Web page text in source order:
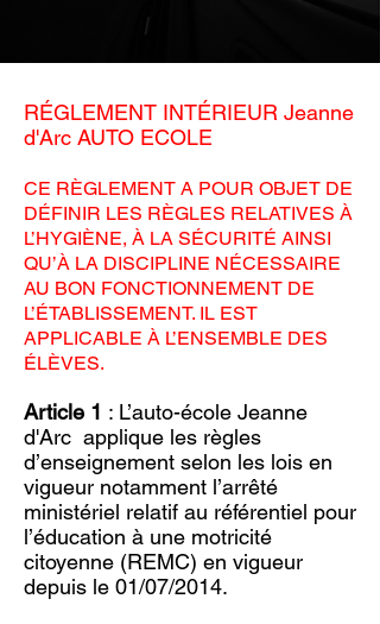
RÉGLEMENT INTÉRIEUR Jeanne
d'Arc AUTO ECOLE
CE RÈGLEMENT A POUR OBJET DE
DÉFINIR LES RÈGLES RELATIVES À
L’HYGIÈNE, À LA SÉCURITÉ AINSI
QU’À LA DISCIPLINE NÉCESSAIRE
AU BON FONCTIONNEMENT DE
L’ÉTABLISSEMENT. IL EST
APPLICABLE À L’ENSEMBLE DES
ÉLÈVES.
Article 1 : L’auto-école Jeanne
d'Arc applique les règles
d’enseignement selon les lois en
vigueur notamment l’arrêté
ministériel relatif au référentiel pour
l’éducation à une motricité
citoyenne (REMC) en vigueur
depuis le 01/07/2014.